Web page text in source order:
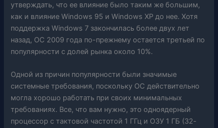
утверждать, что ее влияние было таким же большим,
как и влияние Windows 95 и Windows XP до нее. Хотя
поддержка Windows 7 закончилась более двух лет
назад, ОС 2009 года по-прежнему остается третьей по
популярности с долей рынка около 10%.
Одной из причин популярности были значимые
системные требования, поскольку ОС действительно
могла хорошо работать при своих минимальных
требованиях. Все, что вам нужно, это одноядерный
процессор с тактовой частотой 1 ГГц и ОЗУ 1 ГБ (32-